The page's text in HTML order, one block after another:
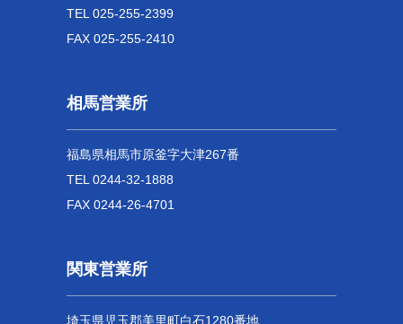
TEL 025-255-2399
FAX 025-255-2410
相馬営業所
福島県相馬市原釜字大津267番
TEL 0244-32-1888
FAX 0244-26-4701
関東営業所
埼玉県児玉郡美里町白石1280番地